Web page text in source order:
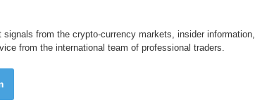
from the crypto-currency markets, insider information,
from the international team of professional traders.